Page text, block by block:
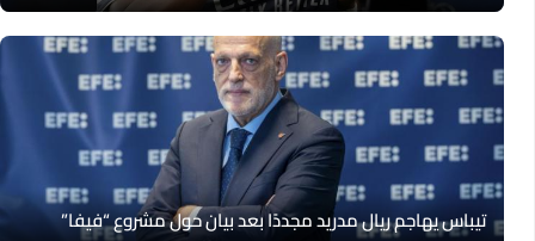
تيباس يهاجم ريال مدريد مجددًا بعد بيان حول مشروع “فيفا”